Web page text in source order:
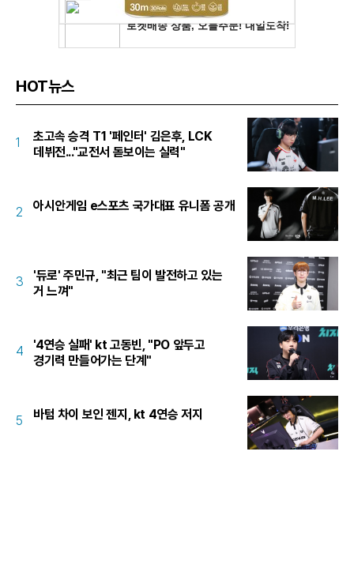
HOT뉴스
1
초고속 승격 T1 '페인터' 김은후, LCK
데뷔전..."교전서 돋보이는 실력"
2 아시안게임 e스포츠 국가대표 유니폼 공개
3
'듀로' 주민규, "최근 팀이 발전하고 있는
거 느껴"
4
'4연승 실패' kt 고동빈, "PO 앞두고
경기력 만들어가는 단계"
5 바텀 차이 보인 젠지, kt 4연승 저지